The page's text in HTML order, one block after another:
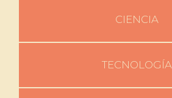
CIENCIA
TECNOLOGÍA